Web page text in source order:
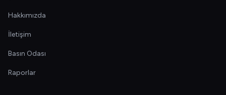
Hakkımızda
İletişim
Basın Odası
Raporlar